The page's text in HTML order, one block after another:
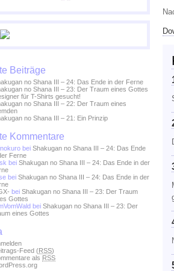
Beiträge
no Shana III – 24: Das Ende in der Ferne
no Shana III – 23: Der Traum eines Gottes
für T-Shirts gesucht!
no Shana III – 22: Der Traum eines
no Shana III – 21: Ein Prinzip
Kommentare
bei Shakugan no Shana III – 24: Das Ende
Ferne
bei Shakugan no Shana III – 24: Das Ende in der
bei Shakugan no Shana III – 24: Das Ende in der
bei Shakugan no Shana III – 23: Der Traum
Gottes
bei Shakugan no Shana III – 23: Der
eines Gottes
Feed (RSS)
als RSS